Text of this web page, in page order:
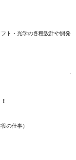
ト・光学の各種設計や開発
.
の仕事）